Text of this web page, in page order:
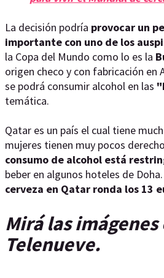
La decisión podría provocar un
importante con uno de los
la Copa del Mundo como lo es la
origen checo y con fabricación en
se podrá consumir alcohol en las
temática.
Qatar es un país el cual tiene
mujeres tienen muy pocos
consumo de alcohol está
beber en algunos hoteles de
cerveza en Qatar ronda los 13
Mirá las
Telenueve.